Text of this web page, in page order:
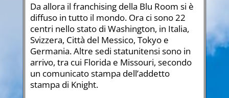
Da allora il franchising della Blu Room si è
diffuso in tutto il mondo. Ora ci sono 22
centri nello stato di Washington, in Italia,
Svizzera, Città del Messico, Tokyo e
Germania. Altre sedi statunitensi sono in
arrivo, tra cui Florida e Missouri, secondo
un comunicato stampa dell’addetto
stampa di Knight.